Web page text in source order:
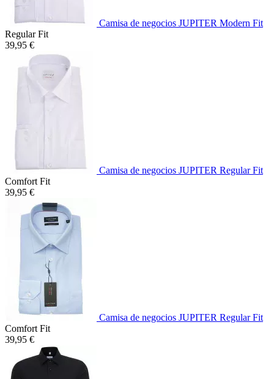
Camisa de negocios JUPITER Modern Fit
Regular Fit
39,95 €
Camisa de negocios JUPITER Regular Fit
Comfort Fit
39,95 €
Camisa de negocios JUPITER Regular Fit
Comfort Fit
39,95 €